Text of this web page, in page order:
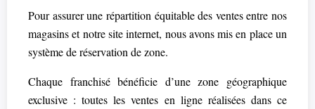
Pour assurer une répartition équitable des ventes entre nos
magasins et notre site internet, nous avons mis en place un
système de réservation de zone.
Chaque franchisé bénéficie d’une zone géographique
exclusive : toutes les ventes en ligne réalisées dans ce